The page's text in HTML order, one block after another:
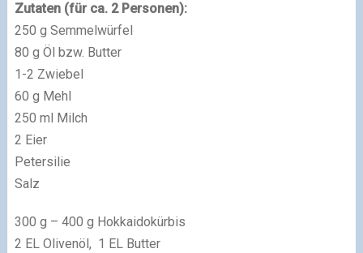
Zutaten (für ca. 2 Personen):
250 g Semmelwürfel
80 g Öl bzw. Butter
1-2 Zwiebel
60 g Mehl
250 ml Milch
2 Eier
Petersilie
Salz
300 g – 400 g Hokkaidokürbis
2 EL Olivenöl, 1 EL Butter